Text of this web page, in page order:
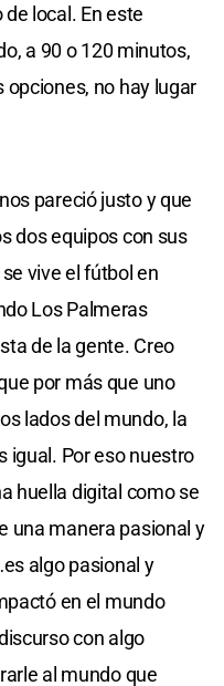
local. En este
a 90 o 120 minutos,
opciones, no hay lugar
pareció justo y que
dos equipos con sus
vive el fútbol en
Los Palmeras
de la gente. Creo
por más que uno
lados del mundo, la
igual. Por eso nuestro
huella digital como se
una manera pasional y
algo pasional y
en el mundo
con algo
al mundo que